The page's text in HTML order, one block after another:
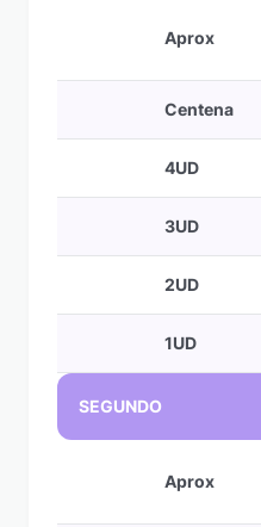
Aprox
Centena
4UD
3UD
2UD
1UD
SEGUNDO
Aprox